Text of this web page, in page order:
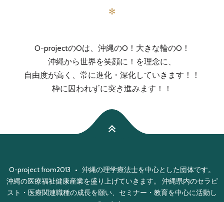
✻
O-projectのOは、沖縄のO！大きな輪のO！
沖縄から世界を笑顔に！を理念に、
自由度が高く、常に進化・深化していきます！！
枠に囚われずに突き進みます！！
O-project from2013 • 沖縄の理学療法士を中心とした団体です。
沖縄の医療福祉健康産業を盛り上げていきます。 沖縄県内のセラピ
スト・医療関連職種の成長を願い、セミナー・教育を中心に活動し